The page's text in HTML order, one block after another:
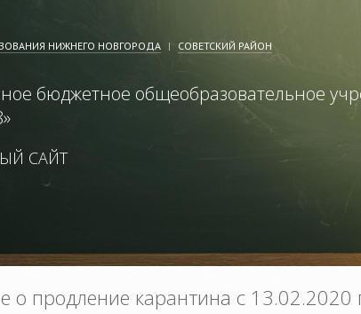
НИЖНЕГО НОВГОРОДА СОВЕТСКИЙ РАЙОН
бюджетное общеобразовательное
»
САЙТ
о продление карантина с 13.02.2020